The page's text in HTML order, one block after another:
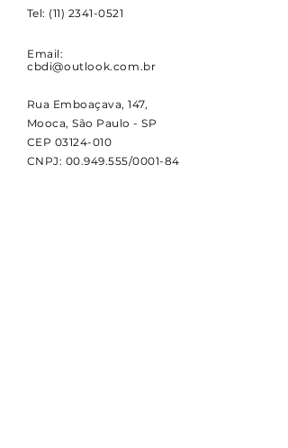
Tel: (11) 2341-0521
Email:
cbdi@outlook.com.br
Rua Emboaçava, 147,
Mooca, São Paulo - SP
CEP 03124-010
CNPJ: 00.949.555/0001-84